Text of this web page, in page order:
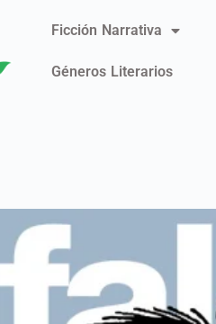
Ficción Narrativa
Géneros Literarios